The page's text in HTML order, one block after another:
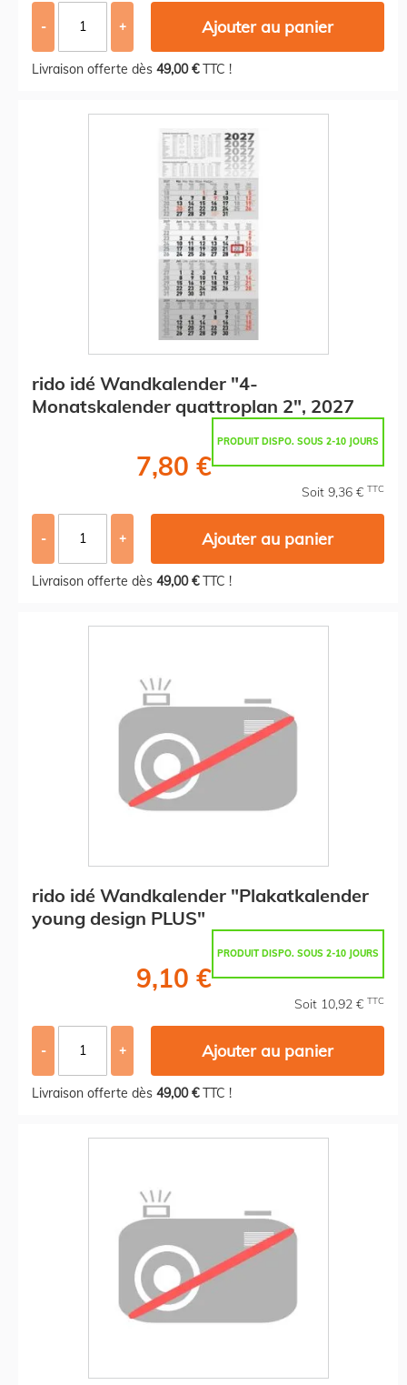
- + Ajouter au panier
Livraison offerte dès 49,00 €TTC !
rido idé Wandkalender "4-
Monatskalender quattroplan 2", 2027
PRODUIT DISPO. SOUS 2-10 JOURS
7,80 €
Soit 9,36 € TTC
- + Ajouter au panier
Livraison offerte dès 49,00 €TTC !
rido idé Wandkalender "Plakatkalender
young design PLUS"
PRODUIT DISPO. SOUS 2-10 JOURS
9,10 €
Soit 10,92 € TTC
- + Ajouter au panier
Livraison offerte dès 49,00 €TTC !